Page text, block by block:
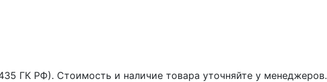
ГК РФ). Стоимость и наличие товара уточняйте у менеджеров.